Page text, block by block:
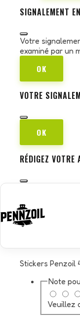
SIGNALEMENT
Votre
examiné par un
OK
VOTRE
OK
RÉDIGEZ VOTRE
Stickers Penzoil
Note
Veuillez